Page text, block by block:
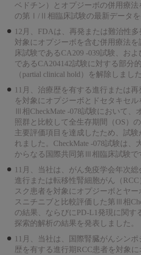
ベドチン）とオプジーボの併用療法
の第Ⅰ/Ⅱ相臨床試験の最新データを
12月、FDAは、再発または難治性
対象にオプジーボを含む併用療法
床試験であるCA209 -039試験、お
であるCA204142試験に対する部分
（partial clinical hold）を解除しました
11月、治療歴を有する進行または再
を対象にオプジーボとドセタキセ
Ⅲ相CheckMate -078試験において、
照群と比較して全生存期間（OS）
主要評価項目を達成したため、試験
れました。CheckMate -078試験は、
からなる国際共同第Ⅲ相臨床試験で
11月、当社は、がん免疫学会年次
進行または転移性腎細胞がん（RCC
スク患者を対象にオプジーボとヤ
スニチニブと比較評価した第Ⅲ相
の結果、ならびにPD-L1発現に関す
探索的解析の結果を発表しました。
11月、当社は、国際腎臓がんシン
歴を有する進行期RCC患者を対象